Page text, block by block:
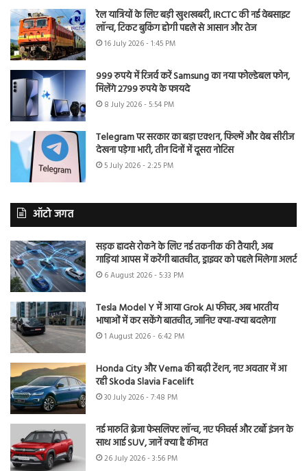
रेल यात्रियों के लिए बड़ी खुशखबरी, IRCTC की नई वेबसाइट
लॉन्च, टिकट बुकिंग होगी पहले से आसान और तेज
16 July 2026 - 1:45 PM
999 रुपये में रिजर्व करें Samsung का नया फोल्डेबल फोन,
मिलेंगे 2799 रुपये के फायदे
8 July 2026 - 5:54 PM
Telegram पर सरकार का बड़ा एक्शन, फिल्में और वेब सीरीज
देखना पड़ेगा भारी, तीन दिनों में दूसरा नोटिस
5 July 2026 - 2:25 PM
ऑटो जगत
सड़क हादसे रोकने के लिए नई तकनीक की तैयारी, अब
गाड़ियां आपस में करेंगी बातचीत, ड्राइवर को पहले मिलेगा अलर्ट
6 August 2026 - 5:33 PM
Tesla Model Y में आया Grok AI फीचर, अब भारतीय
भाषाओं में कर सकेंगे बातचीत, जानिए क्या-क्या बदलेगा
1 August 2026 - 6:42 PM
Honda City और Verna की बढ़ी टेंशन, नए अवतार में आ
रही Skoda Slavia Facelift
30 July 2026 - 7:48 PM
नई मारुति ब्रेजा फेसलिफ्ट लॉन्च, नए फीचर्स और टर्बो इंजन के
साथ आई SUV, जानें क्या है कीमत
26 July 2026 - 3:56 PM